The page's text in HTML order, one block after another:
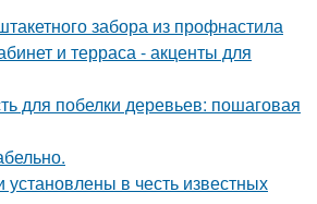
забора из профнастила
и терраса - акценты для
для побелки деревьев: пошаговая
установлены в честь известных